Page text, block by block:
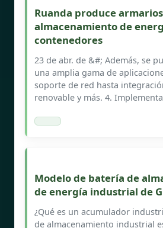
Ruanda produce
almacenamiento de
contenedores
23 de abr. de &#; Además, se
una amplia gama de
soporte de red hasta
renovable y más. 4.
Modelo de batería de
de energía industrial de
¿Qué es un acumulador
de almacenamiento industrial